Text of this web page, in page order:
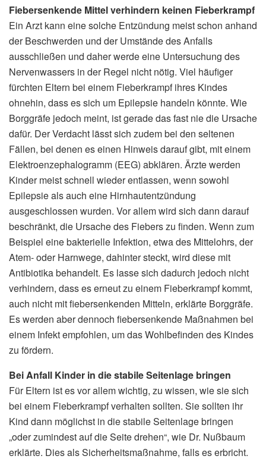
Fiebersenkende Mittel verhindern keinen Fieberkrampf
Ein Arzt kann eine solche Entzündung meist schon anhand
der Beschwerden und der Umstände des Anfalls
ausschließen und daher werde eine Untersuchung des
Nervenwassers in der Regel nicht nötig. Viel häufiger
fürchten Eltern bei einem Fieberkrampf ihres Kindes
ohnehin, dass es sich um Epilepsie handeln könnte. Wie
Borggräfe jedoch meint, ist gerade das fast nie die Ursache
dafür. Der Verdacht lässt sich zudem bei den seltenen
Fällen, bei denen es einen Hinweis darauf gibt, mit einem
Elektroenzephalogramm (EEG) abklären. Ärzte werden
Kinder meist schnell wieder entlassen, wenn sowohl
Epilepsie als auch eine Hirnhautentzündung
ausgeschlossen wurden. Vor allem wird sich dann darauf
beschränkt, die Ursache des Fiebers zu finden. Wenn zum
Beispiel eine bakterielle Infektion, etwa des Mittelohrs, der
Atem- oder Harnwege, dahinter steckt, wird diese mit
Antibiotika behandelt. Es lasse sich dadurch jedoch nicht
verhindern, dass es erneut zu einem Fieberkrampf kommt,
auch nicht mit fiebersenkenden Mitteln, erklärte Borggräfe.
Es werden aber dennoch fiebersenkende Maßnahmen bei
einem Infekt empfohlen, um das Wohlbefinden des Kindes
zu fördern.
Bei Anfall Kinder in die stabile Seitenlage bringen
Für Eltern ist es vor allem wichtig, zu wissen, wie sie sich
bei einem Fieberkrampf verhalten sollten. Sie sollten ihr
Kind dann möglichst in die stabile Seitenlage bringen
„oder zumindest auf die Seite drehen“, wie Dr. Nußbaum
erklärte. Dies als Sicherheitsmaßnahme, falls es erbricht.